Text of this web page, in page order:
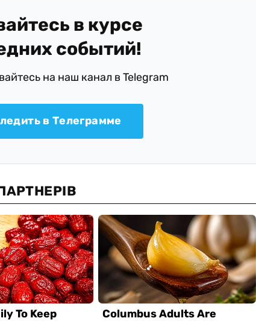
в курсе
событий!
на наш канал в Telegram
в Телеграмме